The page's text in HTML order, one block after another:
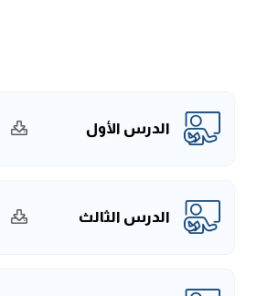
الدرس الأول
الدرس الثالث